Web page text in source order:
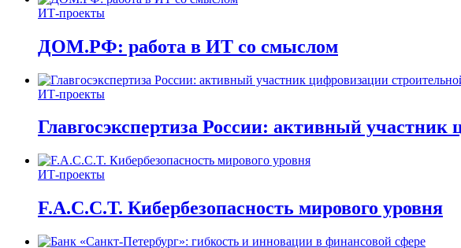
ИТ-проекты
ДОМ.РФ: работа в ИТ со смыслом
ИТ-проекты
Главгосэкспертиза России: активный
ИТ-проекты
F.A.C.C.T. Кибербезопасность мирового уровня